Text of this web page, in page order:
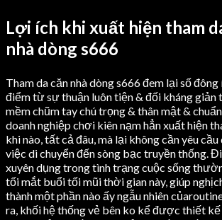
Lợi ích khi xuất hiện tham
nhà dòng s666
Tham da căn nhà dòng s666 đem lại số
điểm từ sự thuận luôn tiện & đối kháng giản
mềm chũm tay chú trọng & thân mật &
doanh nghiệp chơi kiên nạm hẳn xuất hiện
khi nào, tất cả đâu, mà lại không cần yêu
việc di chuyển đến sòng bạc truyền thống.
xuyên dụng trong tình trạng cuộc sống
tối mắt buổi tối mũi thời gian này, giúp
thành một phần nào ấy ngẫu nhiên
ra, khối hệ thống vẻ bên ko kể được thiết